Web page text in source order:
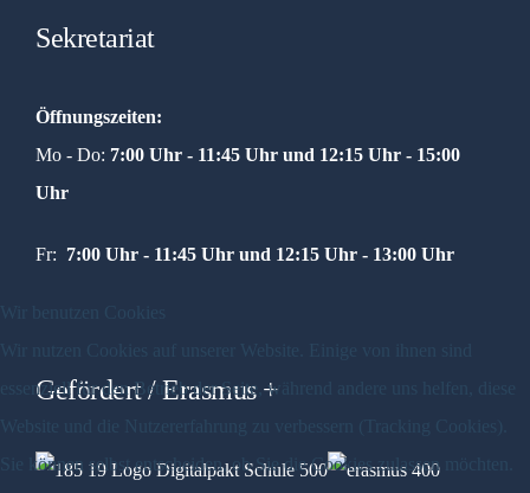
Sekretariat
Öffnungszeiten:
Mo - Do: 7:00 Uhr - 11:45 Uhr und 12:15 Uhr - 15:00
Uhr
Fr: 7:00 Uhr - 11:45 Uhr und 12:15 Uhr - 13:00 Uhr
Gefördert / Erasmus +
essenziell für den Betrieb der Seite, während andere uns helfen, diese
Sie können selbst entscheiden, ob Sie die Cookies zulassen möchten.